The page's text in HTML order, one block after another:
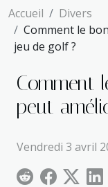
Accueil
Divers
Comment le
jeu de golf ?
Comment
peut
Vendredi 3 avril